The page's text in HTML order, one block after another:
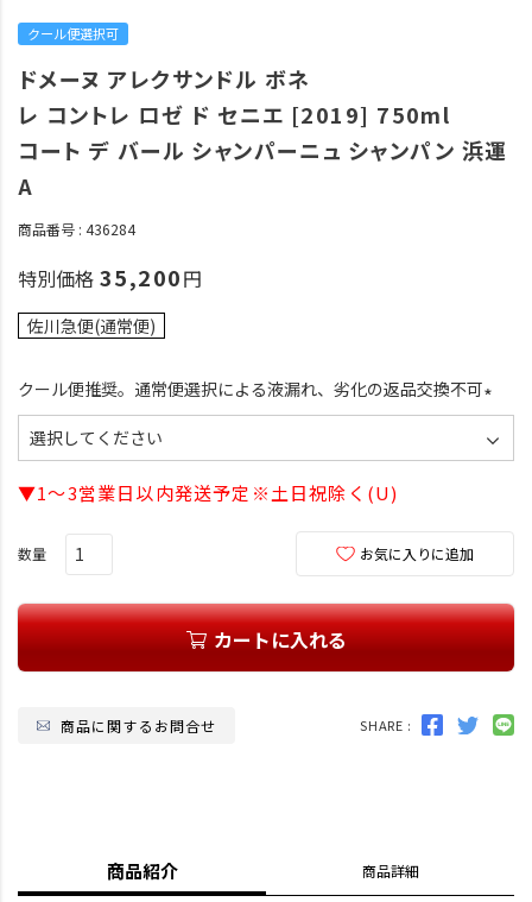
クール便選択可
ドメーヌ アレクサンドル ボネ
レ コントレ ロゼ ド セニエ [2019] 750ml
コート デ バール シャンパーニュ シャンパン 浜運
A
商品番号 436284
特別価格 35,200
佐川急便(通常便)
クール便推奨。通常便選択による液漏れ、劣化の返品交換不可
▼1～3営業日以内発送予定※土日祝除く(U)
お気に入りに追加
カートに入れる
商品に関するお問合せ SHARE :
商品紹介 商品詳細